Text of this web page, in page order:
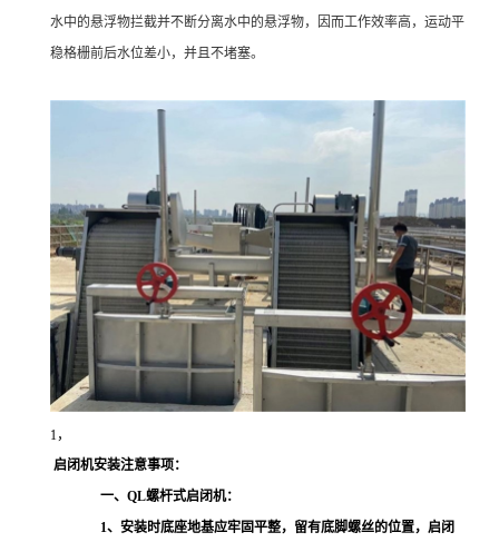
水中的悬浮物拦截并不断分离水中的悬浮物，因而工作效率高，运动平
稳格栅前后水位差小，并且不堵塞。
1，
启闭机安装注意事项：
一、QL螺杆式启闭机：
1、安装时底座地基应牢固平整，留有底脚螺丝的位置，启闭